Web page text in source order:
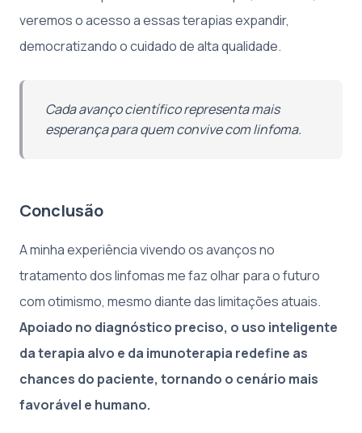
veremos o acesso a essas terapias expandir,
democratizando o cuidado de alta qualidade.
Cada avanço científico representa mais
esperança para quem convive com linfoma.
Conclusão
A minha experiência vivendo os avanços no
tratamento dos linfomas me faz olhar para o futuro
com otimismo, mesmo diante das limitações atuais.
Apoiado no diagnóstico preciso, o uso inteligente
da terapia alvo e da imunoterapia redefine as
chances do paciente, tornando o cenário mais
favorável e humano.